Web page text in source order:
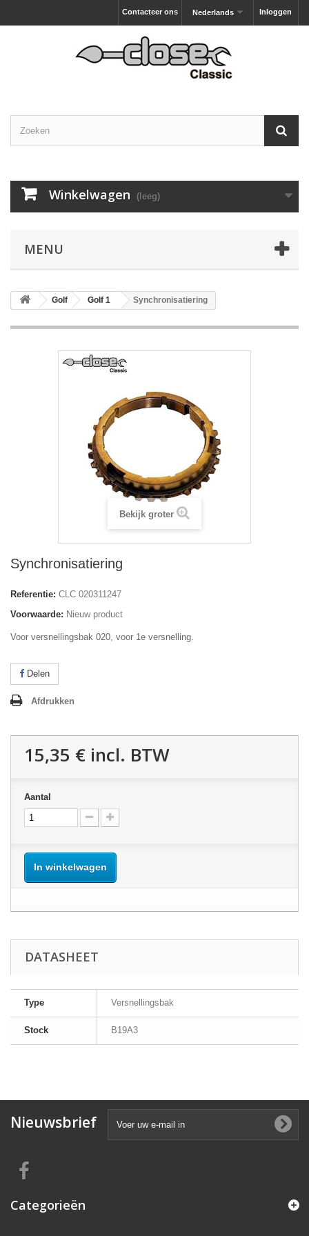
Inloggen
Nederlands
Contacteer ons
Winkelwagen (leeg)
MENU
Golf Golf 1 Synchronisatiering
Bekijk groter
Synchronisatiering
Referentie: CLC 020311247
Voorwaarde: Nieuw product
Voor versnellingsbak 020, voor 1e versnelling.
Delen
Afdrukken
15,35 € incl. BTW
Aantal
In winkelwagen
DATASHEET
Type Versnellingsbak
Stock B19A3
Nieuwsbrief
Categorieën